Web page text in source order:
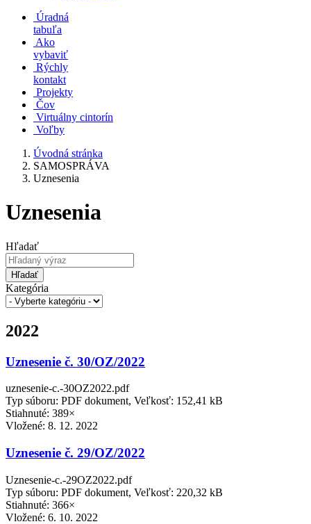
Úradná
tabuľa
Ako
vybaviť
Rýchly
kontakt
Projekty
Čov
Virtuálny cintorín
Voľby
Úvodná stránka
SAMOSPRÁVA
Uznesenia
Uznesenia
Hľadať
Hľadať
Kategória
2022
Uznesenie č. 30/OZ/2022
uznesenie-c.-30OZ2022.pdf
Typ súboru: PDF dokument, Veľkosť: 152,41 kB
Stiahnuté: 389×
Vložené: 8. 12. 2022
Uznesenie č. 29/OZ/2022
Uznesenie-c.-29OZ2022.pdf
Typ súboru: PDF dokument, Veľkosť: 220,32 kB
Stiahnuté: 366×
Vložené: 6. 10. 2022